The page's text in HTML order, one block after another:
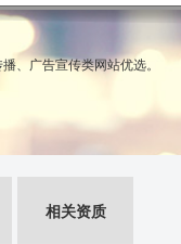
、广告宣传类网站优选。
相关资质